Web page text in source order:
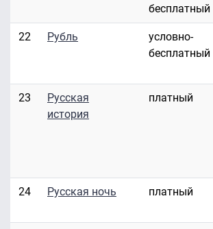
бесплатный
22 Рубль
условно-
бесплатный
23
Русская
история
платный
24 Русская ночь платный